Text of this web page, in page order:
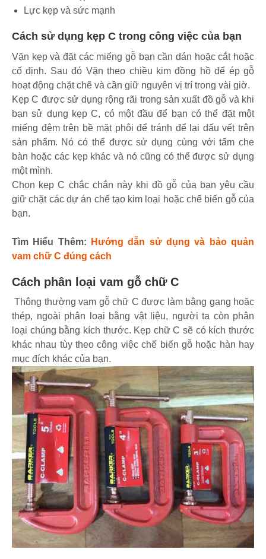
Lực kẹp và sức mạnh
Cách sử dụng kẹp C trong công việc của bạn
Vặn kẹp và đặt các miếng gỗ bạn cần dán hoặc cắt hoặc
cố định. Sau đó Vặn theo chiều kim đồng hồ để ép gỗ
hoạt động chặt chẽ và cần giữ nguyên vị trí trong vài giờ.
Kẹp C được sử dụng rộng rãi trong sản xuất đồ gỗ và khi
bạn sử dụng kẹp C, có một đầu để bạn có thể đặt một
miếng đệm trên bề mặt phôi để tránh để lại dấu vết trên
sản phẩm. Nó có thể được sử dụng cùng với tấm che
bàn hoặc các kẹp khác và nó cũng có thể được sử dụng
một mình.
Chọn kẹp C chắc chắn này khi đồ gỗ của bạn yêu cầu
giữ chặt các dự án chế tạo kim loại hoặc chế biến gỗ của
bạn.
Tìm Hiểu Thêm:
Hướng dẫn sử dụng và bảo quản
vam chữ C đúng cách
Cách phân loại vam gỗ chữ C
Thông thường vam gỗ chữ C được làm bằng gang hoặc
thép, ngoài phân loại bằng vật liệu, người ta còn phân
loại chúng bằng kích thước. Kẹp chữ C sẽ có kích thước
khác nhau tùy theo công việc chế biến gỗ hoặc hàn hay
mục đích khác của bạn.